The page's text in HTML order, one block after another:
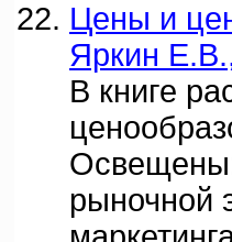
Цены и
Яркин
В книге
рыночной